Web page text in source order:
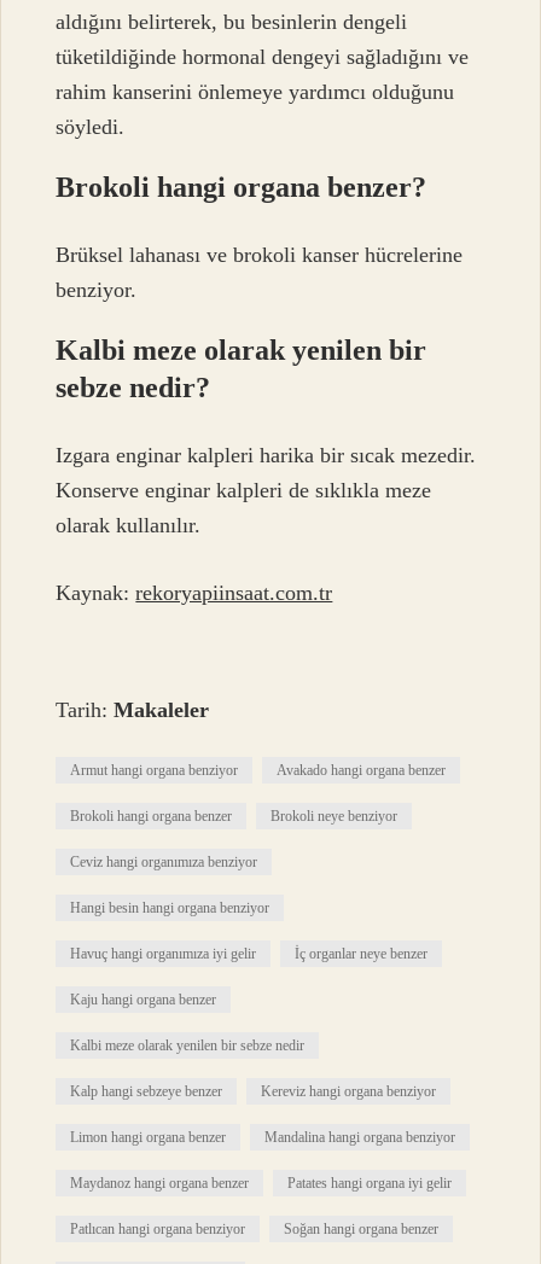
aldığını belirterek, bu besinlerin dengeli
tüketildiğinde hormonal dengeyi sağladığını ve
rahim kanserini önlemeye yardımcı olduğunu
söyledi.
Brokoli hangi organa benzer?
Brüksel lahanası ve brokoli kanser hücrelerine
benziyor.
Kalbi meze olarak yenilen bir
sebze nedir?
Izgara enginar kalpleri harika bir sıcak mezedir.
Konserve enginar kalpleri de sıklıkla meze
olarak kullanılır.
Kaynak:rekoryapiinsaat.com.tr
Tarih:Makaleler
Armut hangi organa benziyor Avakado hangi organa benzer
Brokoli hangi organa benzer Brokoli neye benziyor
Ceviz hangi organımıza benziyor
Hangi besin hangi organa benziyor
Havuç hangi organımıza iyi gelir İç organlar neye benzer
Kaju hangi organa benzer
Kalbi meze olarak yenilen bir sebze nedir
Kalp hangi sebzeye benzer Kereviz hangi organa benziyor
Limon hangi organa benzer Mandalina hangi organa benziyor
Maydanoz hangi organa benzer Patates hangi organa iyi gelir
Patlıcan hangi organa benziyor Soğan hangi organa benzer